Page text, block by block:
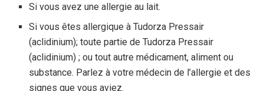
Si vous avez une allergie au lait.
Si vous êtes allergique à Tudorza Pressair
(aclidinium); toute partie de Tudorza Pressair
(aclidinium) ; ou tout autre médicament, aliment ou
substance. Parlez à votre médecin de l’allergie et des
signes que vous aviez.